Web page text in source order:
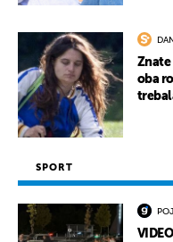
Znate
oba
SPORT